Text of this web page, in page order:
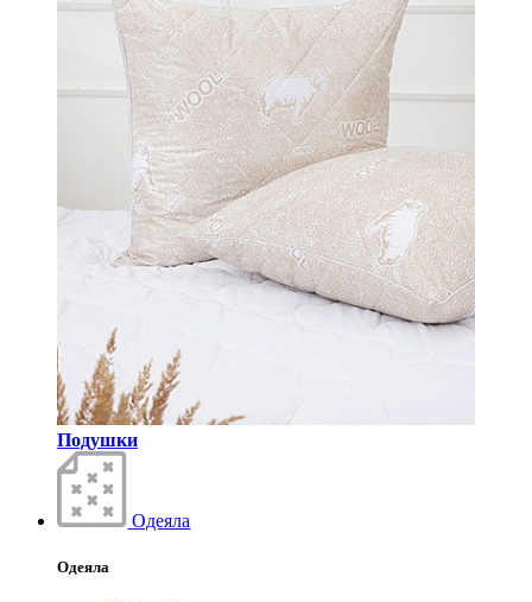
Подушки
Одеяла
Одеяла